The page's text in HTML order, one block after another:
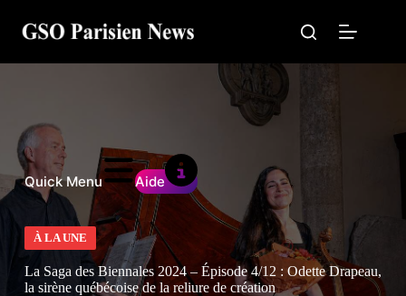
contenu
Quick Menu Aide
À LA UNE
La Saga des Biennales 2024 – Épisode 4/12 : Odette Drapeau,
la sirène québécoise de la reliure de création